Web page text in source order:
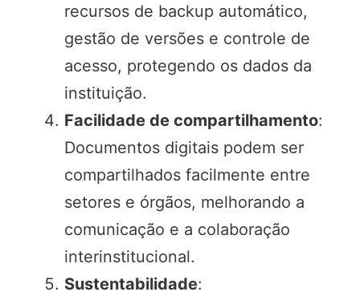
recursos de backup automático,
gestão de versões e controle de
acesso, protegendo os dados da
instituição.
Facilidade de compartilhamento:
Documentos digitais podem ser
compartilhados facilmente entre
setores e órgãos, melhorando a
comunicação e a colaboração
interinstitucional.
Sustentabilidade: